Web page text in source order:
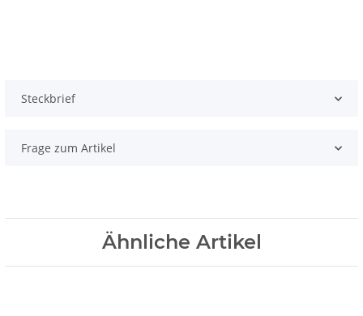
Steckbrief
Frage zum Artikel
Ähnliche Artikel